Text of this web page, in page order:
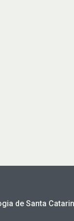
de Santa